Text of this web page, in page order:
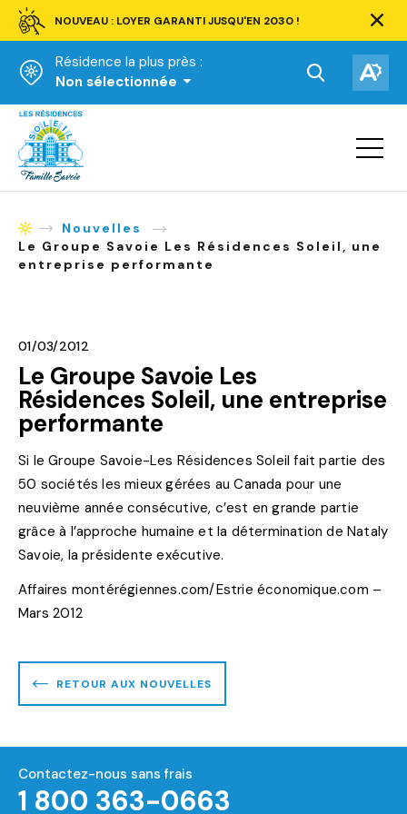
NOUVEAU : LOYER GARANTI JUSQU'EN 2030 !
barre
Résidence la plus près :
Non sélectionnée
Ouvrir
la
recherche.
la
Accueil
Ouvrir
la
AccueilNouvelles
Le Groupe Savoie Les Résidences Soleil, une
entreprise performante
01/03/2012
Le Groupe Savoie Les
Résidences Soleil, une entreprise
performante
Si le Groupe Savoie-Les Résidences Soleil fait partie des
50 sociétés les mieux gérées au Canada pour une
neuvième année consécutive, c’est en grande partie
grâce à l’approche humaine et la détermination de Nataly
Savoie, la présidente exécutive.
Affaires montérégiennes.com/Estrie économique.com –
Mars 2012
RETOUR AUX NOUVELLES
Contactez-nous sans frais
1 800 363-0663